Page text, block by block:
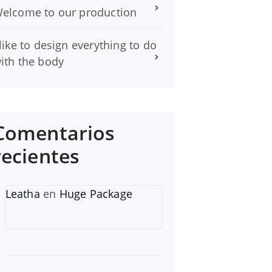
to our production
to design everything to do
the body
Leatha en Huge Package